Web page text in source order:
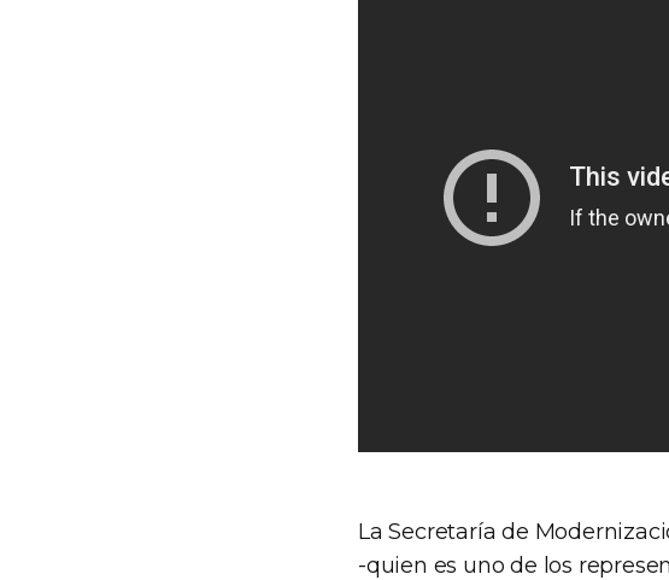
La Secretaría de
-quien es uno de los